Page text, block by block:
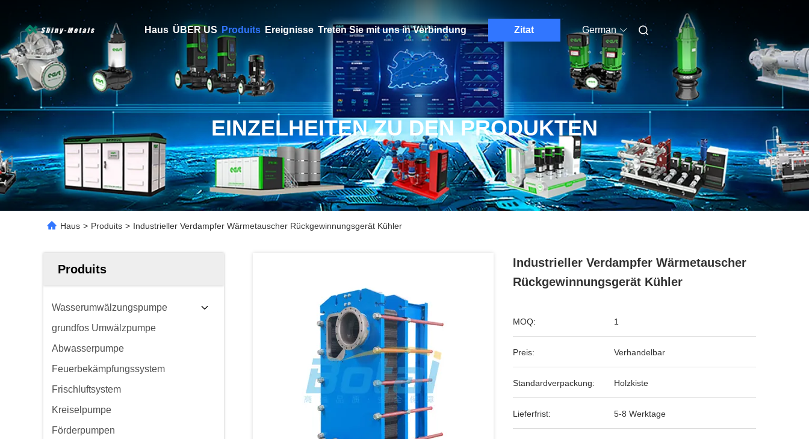
Haus ÜBER US Produits Ereignisse Treten Sie mit uns in Verbindung Zitat German
EINZELHEITEN ZU DEN PRODUKTEN
Haus > Produits > Industrieller Verdampfer Wärmetauscher Rückgewinnungsgerät Kühler
Produits
Wasserumwälzungspumpe
grundfos Umwälzpumpe
Abwasserpumpe
Feuerbekämpfungssystem
Frischluftsystem
Kreiselpumpe
Förderpumpen
Industrieller Verdampfer Wärmetauscher
Rückgewinnungsgerät Kühler
MOQ: 1
Preis: Verhandelbar
Standardverpackung: Holzkiste
Lieferfrist: 5-8 Werktage